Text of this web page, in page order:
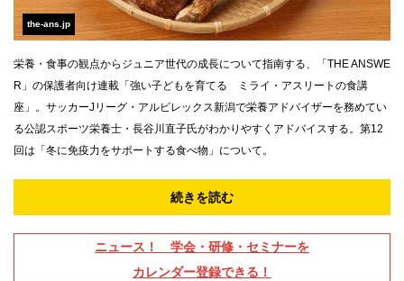
the-ans.jp
栄養・食事の観点からジュニア世代の成長について指南する、「THE ANSWE
R」の保護者向け連載「強い子どもを育てる ミライ・アスリートの食講
座」。サッカーJリーグ・アルビレックス新潟で栄養アドバイザーを務めてい
る公認スポーツ栄養士・長谷川直子氏がわかりやすくアドバイスする。第12
回は「冬に免疫力をサポートする食べ物」について。
続きを読む
ニュース！ 学会・研修・セミナーを
カレンダー登録できる！